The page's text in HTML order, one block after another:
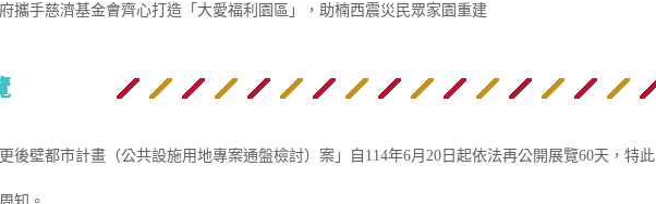
攜手慈濟基金會齊心打造「大愛福利園區」，助楠西震災民眾家園重建
更後壁都市計畫（公共設施用地專案通盤檢討）案」自114年6月20日起依法再公開展覽60天，特此